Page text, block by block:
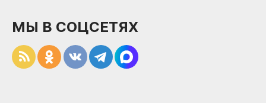
МЫ В СОЦСЕТЯХ